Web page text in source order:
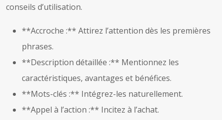
conseils d’utilisation.
**Accroche :** Attirez l’attention dès les premières
phrases.
**Description détaillée :** Mentionnez les
caractéristiques, avantages et bénéfices.
**Mots-clés :** Intégrez-les naturellement.
**Appel à l’action :** Incitez à l’achat.